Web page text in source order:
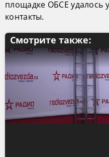
площадке ОБСЕ удалось
контакты.
Смотрите также: